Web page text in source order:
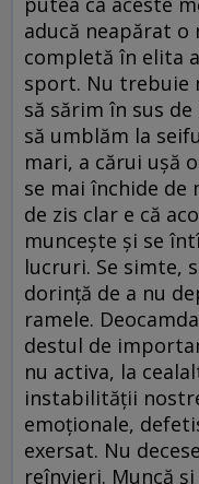
aducă neapărat o
completă în elita
sport. Nu trebuie
să sărim în sus
să umblăm la
mari, a cărui uşă
se mai închide de
de zis clar e că
munceşte şi se
lucruri. Se simte,
dorinţă de a nu
ramele.
destul de
nu activa, la
instabilităţii
emoţionale,
exersat. Nu
reînvieri. Muncă şi